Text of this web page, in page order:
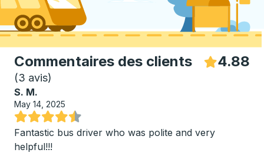
Commentaires des clients 4.88
(3 avis)
S. M.
May 14, 2025
Noté 4.5 sur 5 étoiles
Fantastic bus driver who was polite and very
helpful!!!